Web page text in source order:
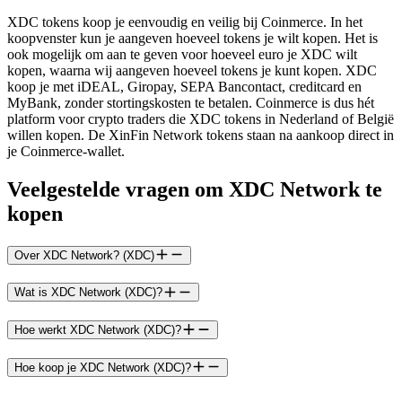
XDC tokens koop je eenvoudig en veilig bij Coinmerce. In het
koopvenster kun je aangeven hoeveel tokens je wilt kopen. Het is
ook mogelijk om aan te geven voor hoeveel euro je XDC wilt
kopen, waarna wij aangeven hoeveel tokens je kunt kopen. XDC
koop je met iDEAL, Giropay, SEPA Bancontact, creditcard en
MyBank, zonder stortingskosten te betalen. Coinmerce is dus hét
platform voor crypto traders die XDC tokens in Nederland of België
willen kopen. De XinFin Network tokens staan na aankoop direct in
je Coinmerce-wallet.
Veelgestelde vragen om XDC Network te
kopen
Over XDC Network? (XDC)
Wat is XDC Network (XDC)?
Hoe werkt XDC Network (XDC)?
Hoe koop je XDC Network (XDC)?